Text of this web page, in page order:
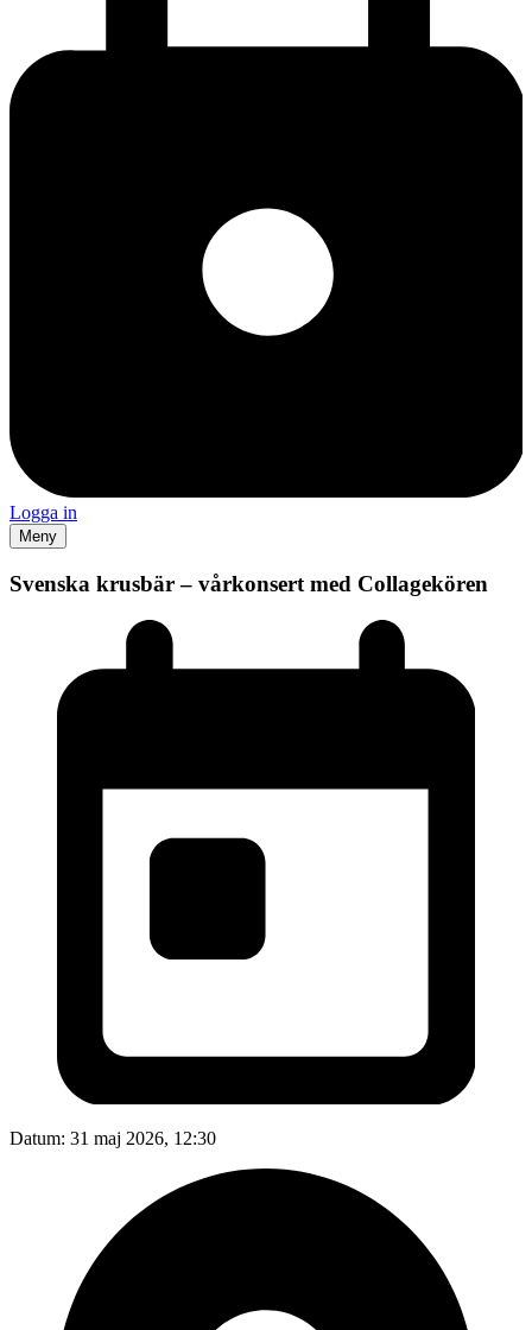
Logga in
Meny
Svenska krusbär – vårkonsert med Collagekören
Datum: 31 maj 2026, 12:30